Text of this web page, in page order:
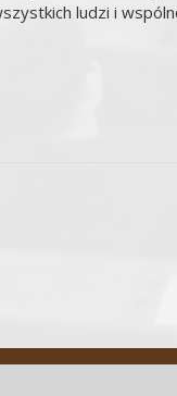
ludzi i